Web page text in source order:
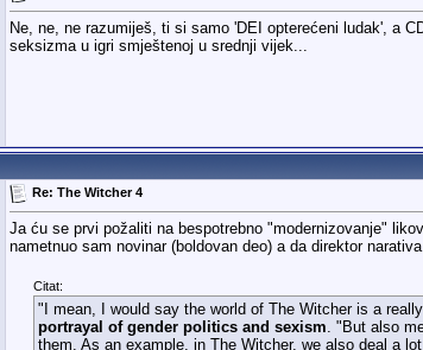
Ne, ne, ne razumiješ, ti si samo 'DEI opterećeni ludak', a
seksizma u igri smještenoj u srednji vijek...
Re: The Witcher 4
Ja ću se prvi požaliti na bespotrebno "modernizovanje"
nametnuo sam novinar (boldovan deo) a da direktor
Citat:
"I mean, I would say the world of The Witcher is a
portrayal of gender politics and sexism. "But also
them. As an example, in The Witcher, we also deal a